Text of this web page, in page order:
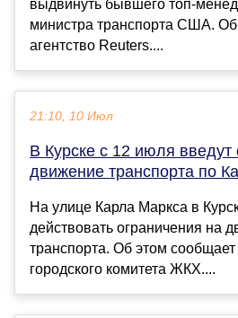
выдвинуть бывшего топ-
министра транспорта США.
агентство Reuters....
21:10, 10 Июл
В Курске с 12 июля введут
движение транспорта по
На улице Карла Маркса в
действовать ограничения на
транспорта. Об этом
городского комитета ЖКХ....